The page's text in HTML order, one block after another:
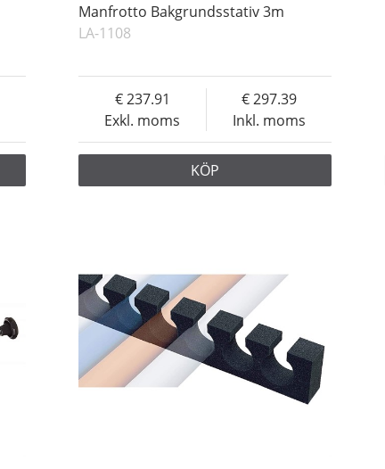
Manfrotto Bakgrundsstativ 3m
LA-1108
Exkl. moms
237.91
Inkl. moms
297.39
KÖP